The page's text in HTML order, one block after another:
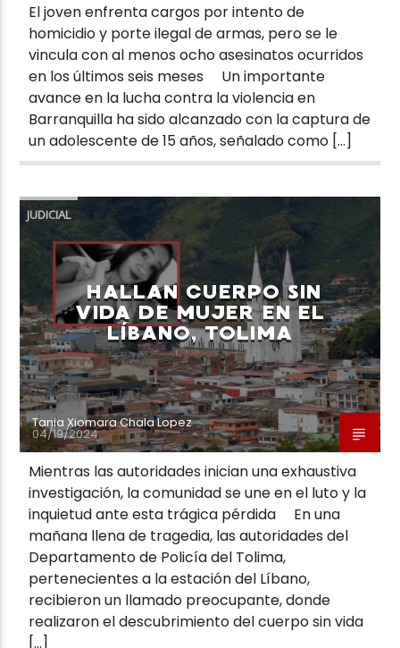
El joven enfrenta cargos por intento de
homicidio y porte ilegal de armas, pero se le
vincula con al menos ocho asesinatos ocurridos
en los últimos seis meses Un importante
avance en la lucha contra la violencia en
Barranquilla ha sido alcanzado con la captura de
un adolescente de 15 años, señalado como […]
JUDICIAL
HALLAN CUERPO SIN
VIDA DE MUJER EN EL
LÍBANO, TOLIMA
Tania Xiomara Chala Lopez
04/19/2024
Mientras las autoridades inician una exhaustiva
investigación, la comunidad se une en el luto y la
inquietud ante esta trágica pérdida En una
mañana llena de tragedia, las autoridades del
Departamento de Policía del Tolima,
pertenecientes a la estación del Líbano,
recibieron un llamado preocupante, donde
realizaron el descubrimiento del cuerpo sin vida
[…]